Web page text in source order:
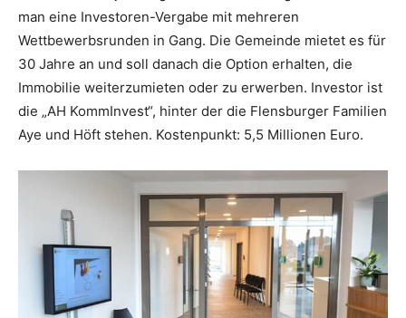
man eine Investoren-Vergabe mit mehreren
Wettbewerbsrunden in Gang. Die Gemeinde mietet es für
30 Jahre an und soll danach die Option erhalten, die
Immobilie weiterzumieten oder zu erwerben. Investor ist
die „AH KommInvest“, hinter der die Flensburger Familien
Aye und Höft stehen. Kostenpunkt: 5,5 Millionen Euro.